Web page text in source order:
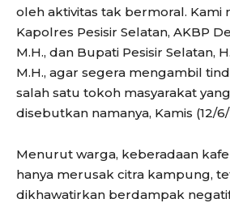
oleh aktivitas tak bermoral. Kami
Kapolres Pesisir Selatan, AKBP
M.H., dan Bupati Pesisir Selatan,
M.H., agar segera mengambil
salah satu tokoh masyarakat
disebutkan namanya, Kamis (12/
Menurut warga, keberadaan
hanya merusak citra kampung,
dikhawatirkan berdampak